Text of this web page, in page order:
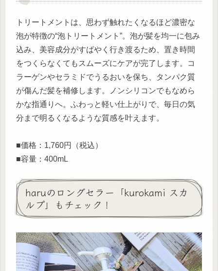
トリートメントは、思わず触れたくなるほど濃密な
泡が特徴の“泡トリートメント”。泡が髪を均一に包み
込み、美容成分がすばやく行き渡るため、置き時間
をつくらなくてもスムーズにケアが完了します。コ
ラーゲンやセラミドでうるおいを保ち、タンパク質
が傷んだ髪を補修します。ノンシリコンでもなめら
かな指通りへ。ふわっと軽い仕上がりで、毎日の気
分まで明るくなるような質感を叶えます。
■価格：1,760円（税込）
■容量：400mL
haruのロングセラー「kurokami スカ
ルプ」もチェック！